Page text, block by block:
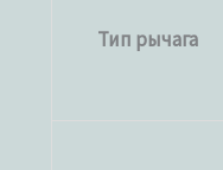
Тип рычага